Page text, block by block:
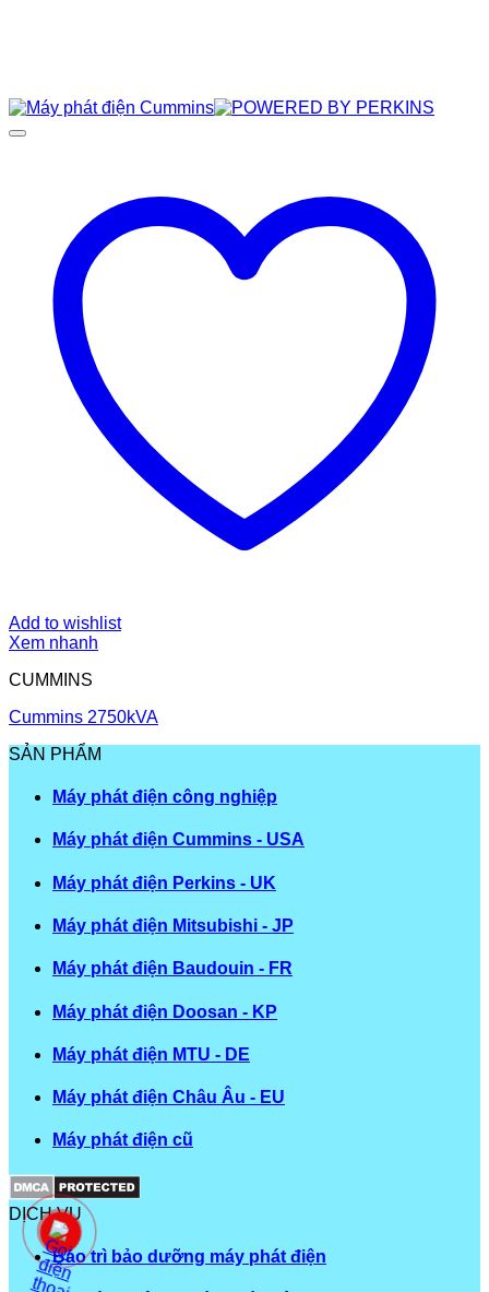
Add to wishlist
Xem nhanh
CUMMINS
Cummins 2750kVA
SẢN PHẨM
Máy phát điện công nghiệp
Máy phát điện Cummins - USA
Máy phát điện Perkins - UK
Máy phát điện Mitsubishi - JP
Máy phát điện Baudouin - FR
Máy phát điện Doosan - KP
Máy phát điện MTU - DE
Máy phát điện Châu Âu - EU
Máy phát điện cũ
DỊCH VỤ
Bảo trì bảo dưỡng máy phát điện